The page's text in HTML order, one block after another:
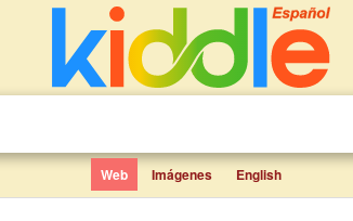
Web Imágenes English